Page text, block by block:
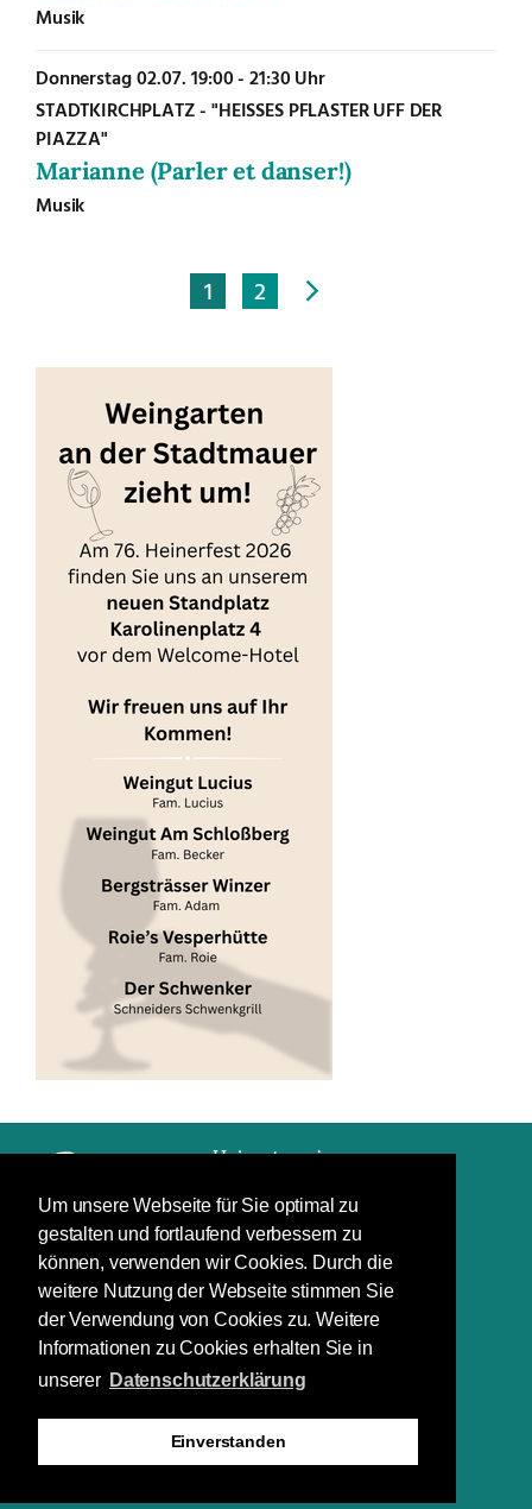
Um unsere Webseite für Sie optimal zu
gestalten und fortlaufend verbessern zu
können, verwenden wir Cookies. Durch die
weitere Nutzung der Webseite stimmen Sie
der Verwendung von Cookies zu. Weitere
Informationen zu Cookies erhalten Sie in
unserer Datenschutzerklärung
Einverstanden
Musik
Donnerstag 02.07. 19:00 - 21:30 Uhr
STADTKIRCHPLATZ - "HEISSES PFLASTER UFF DER P
IAZZA"
Marianne (Parler et danser!)
Musik
1 2
Impressum
Datenschutz
Schuchardstraße 7
(06151) 29 66 40